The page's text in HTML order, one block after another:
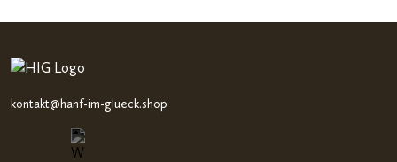
kontakt@hanf-im-glueck.shop